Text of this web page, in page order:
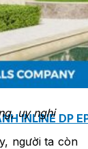
INLINE DP
uy nghi
người ta còn